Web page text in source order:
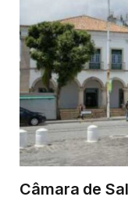
Câmara de